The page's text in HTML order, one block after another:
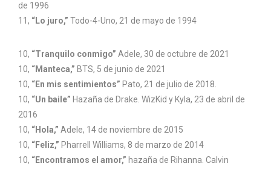
de 1996
11, “Lo juro,” Todo-4-Uno, 21 de mayo de 1994
10, “Tranquilo conmigo” Adele, 30 de octubre de 2021
10, “Manteca,” BTS, 5 de junio de 2021
10, “En mis sentimientos” Pato, 21 de julio de 2018.
10, “Un baile” Hazaña de Drake. WizKid y Kyla, 23 de abril de
2016
10, “Hola,” Adele, 14 de noviembre de 2015
10, “Feliz,” Pharrell Williams, 8 de marzo de 2014
10, “Encontramos el amor,” hazaña de Rihanna. Calvin